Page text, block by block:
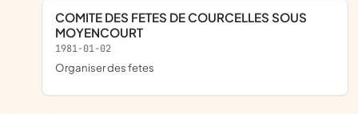
COMITE DES FETES DE COURCELLES SOUS
MOYENCOURT
1981-01-02
organiser des fetes